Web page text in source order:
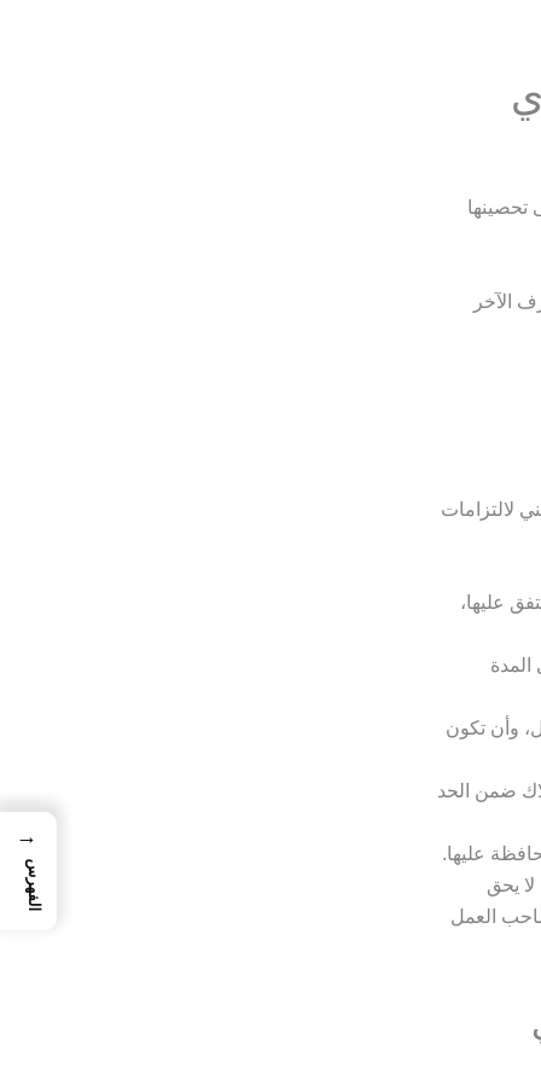
تحصينها
الآخر
لالتزامات
عليها،
وأن تكون
ضمن الحد
عليها.
يحق
صاحب العمل
→
الفهرس